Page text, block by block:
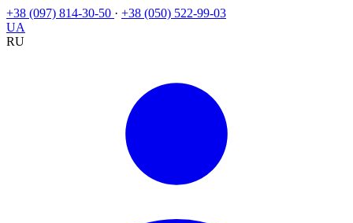
+38 (097) 814-30-50 · +38 (050) 522-99-03
UA
RU